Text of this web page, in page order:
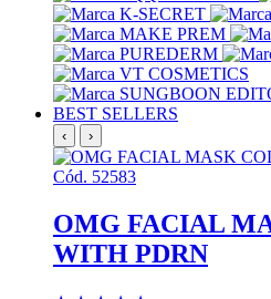
BEST SELLERS
‹ ›
Cód. 52583
OMG FACIAL
WITH PDRN